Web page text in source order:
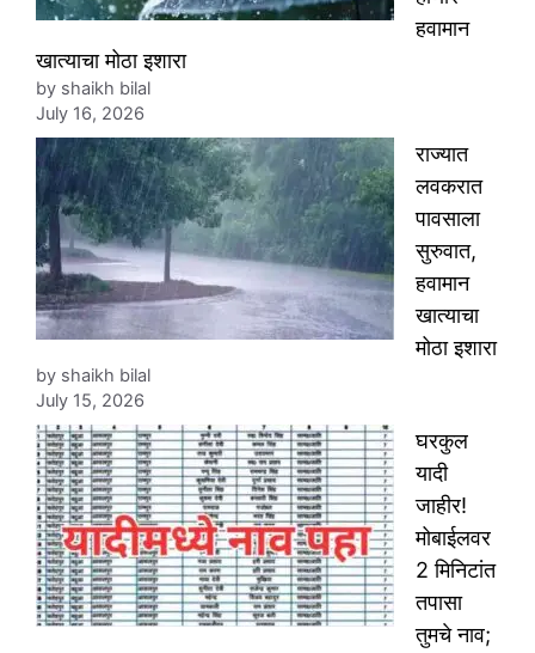
हवामान
खात्याचा मोठा इशारा
by shaikh bilal
July 16, 2026
राज्यात
लवकरात
पावसाला
सुरुवात,
हवामान
खात्याचा
मोठा इशारा
by shaikh bilal
July 15, 2026
घरकुल
यादी
जाहीर!
मोबाईलवर
2 मिनिटांत
तपासा
तुमचे नाव;